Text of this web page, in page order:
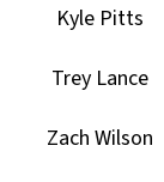
Kyle Pitts
Trey Lance
Zach Wilson